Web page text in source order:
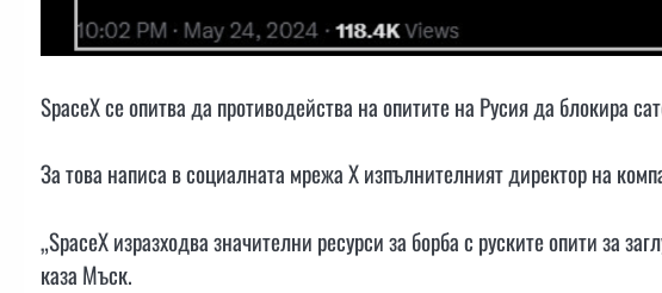
SpaceX се опитва да противодейства на опитите на Русия да блокира
За това написа в социалната мрежа X изпълнителният директор на
„SpaceX изразходва значителни ресурси за борба с руските опити за
каза Мъск.